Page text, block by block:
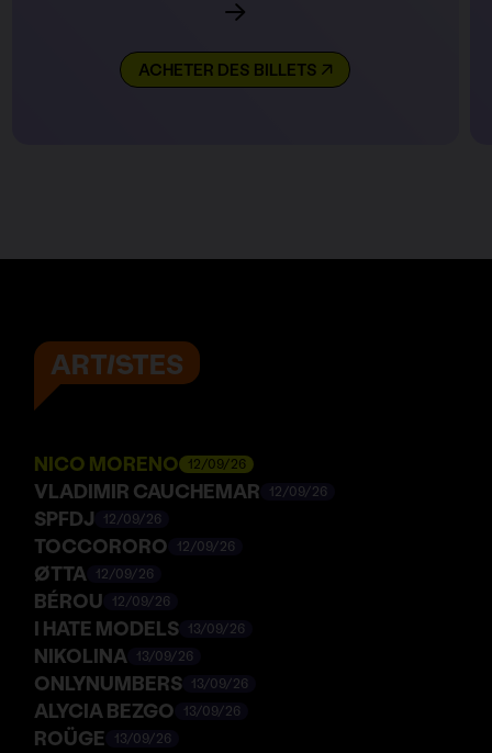
ACHETER DES BILLETS
ARTISTES
NICO MORENO 12/09/26
VLADIMIR CAUCHEMAR 12/09/26
SPFDJ 12/09/26
TOCCORORO 12/09/26
ØTTA 12/09/26
BÉROU 12/09/26
I HATE MODELS 13/09/26
NIKOLINA 13/09/26
ONLYNUMBERS 13/09/26
ALYCIA BEZGO 13/09/26
ROÜGE 13/09/26